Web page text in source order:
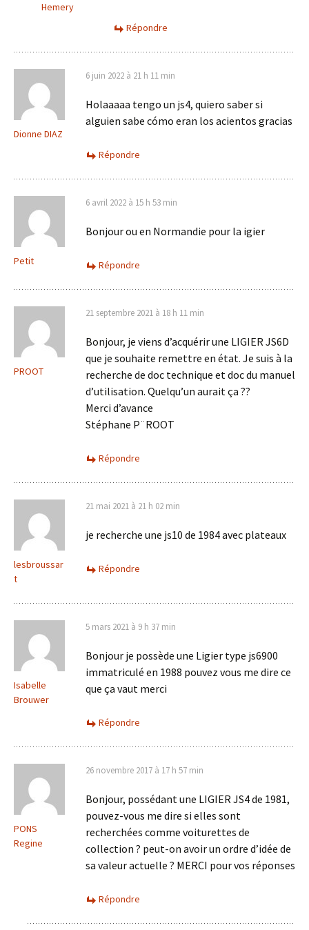
Hemery
Répondre
Dionne DIAZ
6 juin 2022 à 21 h 11 min
Holaaaaa tengo un js4, quiero saber si
alguien sabe cómo eran los acientos gracias
Répondre
Petit
6 avril 2022 à 15 h 53 min
Bonjour ou en Normandie pour la igier
Répondre
PROOT
21 septembre 2021 à 18 h 11 min
Bonjour, je viens d’acquérir une LIGIER JS6D
que je souhaite remettre en état. Je suis à la
recherche de doc technique et doc du manuel
d’utilisation. Quelqu’un aurait ça ??
Merci d’avance
Stéphane P¨ROOT
Répondre
lesbroussar
t
21 mai 2021 à 21 h 02 min
je recherche une js10 de 1984 avec plateaux
Répondre
Isabelle
Brouwer
5 mars 2021 à 9 h 37 min
Bonjour je possède une Ligier type js6900
immatriculé en 1988 pouvez vous me dire ce
que ça vaut merci
Répondre
PONS
Regine
26 novembre 2017 à 17 h 57 min
Bonjour, possédant une LIGIER JS4 de 1981,
pouvez-vous me dire si elles sont
recherchées comme voiturettes de
collection ? peut-on avoir un ordre d’idée de
sa valeur actuelle ? MERCI pour vos réponses
Répondre